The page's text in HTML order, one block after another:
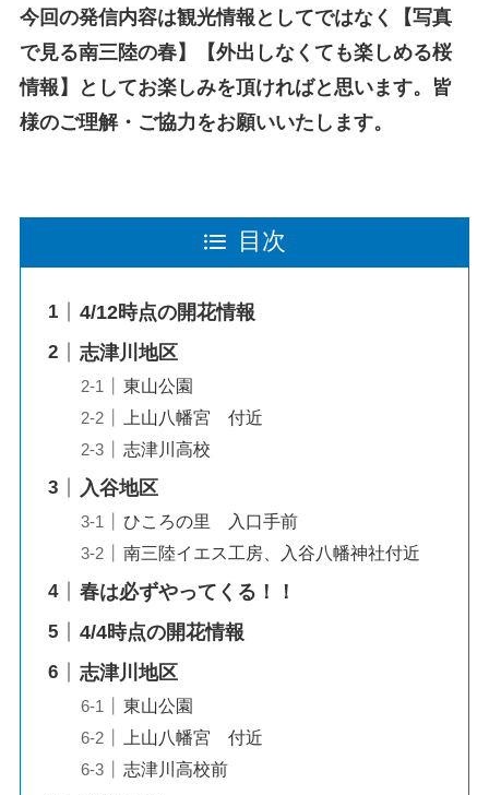
今回の発信内容は観光情報としてではなく【写真
で見る南三陸の春】【外出しなくても楽しめる桜
情報】としてお楽しみを頂ければと思います。皆
様のご理解・ご協力をお願いいたします。
目次
4/12時点の開花情報
志津川地区
東山公園
上山八幡宮 付近
志津川高校
入谷地区
ひころの里 入口手前
南三陸イエス工房、入谷八幡神社付近
春は必ずやってくる！！
4/4時点の開花情報
志津川地区
東山公園
上山八幡宮 付近
志津川高校前